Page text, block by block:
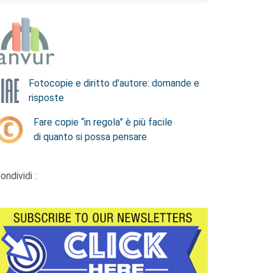
Fotocopie e diritto d’autore: domande e
risposte
Fare copie “in regola” è più facile
di quanto si possa pensare
: